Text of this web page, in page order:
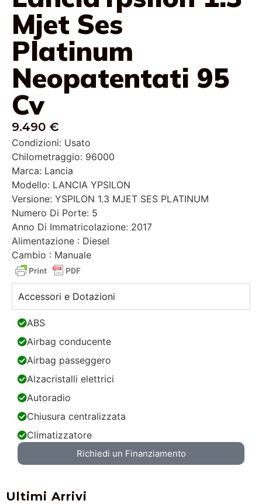
Mjet Ses
Platinum
Neopatentati 95
Cv
9.490 €
Condizioni: Usato
Chilometraggio: 96000
Marca: Lancia
Modello: LANCIA YPSILON
Versione: YSPILON 1.3 MJET SES PLATINUM
Numero Di Porte: 5
Anno Di Immatricolazione: 2017
Alimentazione : Diesel
Cambio : Manuale
Accessori e Dotazioni
ABS
Airbag conducente
Airbag passeggero
Alzacristalli elettrici
Autoradio
Chiusura centralizzata
Climatizzatore
Richiedi un Finanziamento
Ultimi Arrivi